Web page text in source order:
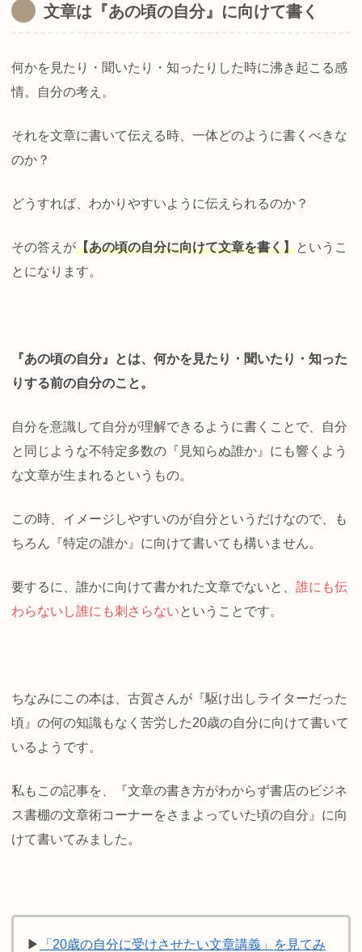
文章は『あの頃の自分』に向けて書く
何かを見たり・聞いたり・知ったりした時に沸き起こる感
情。自分の考え。
それを文章に書いて伝える時、一体どのように書くべきな
のか？
どうすれば、わかりやすいように伝えられるのか？
その答えが【あの頃の自分に向けて文章を書く】というこ
とになります。
『あの頃の自分』とは、何かを見たり・聞いたり・知った
りする前の自分のこと。
自分を意識して自分が理解できるように書くことで、自分
と同じような不特定多数の『見知らぬ誰か』にも響くよう
な文章が生まれるというもの。
この時、イメージしやすいのが自分というだけなので、も
ちろん『特定の誰か』に向けて書いても構いません。
要するに、誰かに向けて書かれた文章でないと、 誰にも伝
わらないし誰にも刺さらないということです。
ちなみにこの本は、古賀さんが『駆け出しライターだった
頃』の何の知識もなく苦労した20歳の自分に向けて書いて
いるようです。
私もこの記事を、『文章の書き方がわからず書店のビジネ
ス書棚の文章術コーナーをさまよっていた頃の自分』に向
けて書いてみました。
▶
「20歳の自分に受けさせたい文章講義」を見てみ